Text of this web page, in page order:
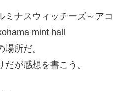
ミナスウィッチーズ～ア
mint hall
場所だ。
だが感想を書こう。